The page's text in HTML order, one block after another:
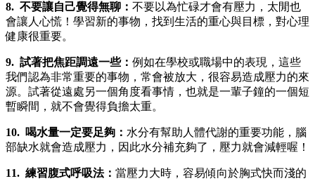
8. 不要讓自己覺得無聊： 不要以為忙碌才會有壓力，太閒也
會讓人心慌！學習新的事物，找到生活的重心與目標，對心理
健康很重要。
9. 試著把焦距調遠一些： 例如在學校或職場中的表現，這些
我們認為非常重要的事物，常會被放大，很容易造成壓力的來
源。試著從遠處另一個角度看事情，也就是一輩子鐘的一個短
暫瞬間，就不會覺得負擔太重。
10. 喝水量一定要足夠： 水分有幫助人體代謝的重要功能，腦
部缺水就會造成壓力，因此水分補充夠了，壓力就會減輕喔！
11. 練習腹式呼吸法： 當壓力大時，容易傾向於胸式快而淺的